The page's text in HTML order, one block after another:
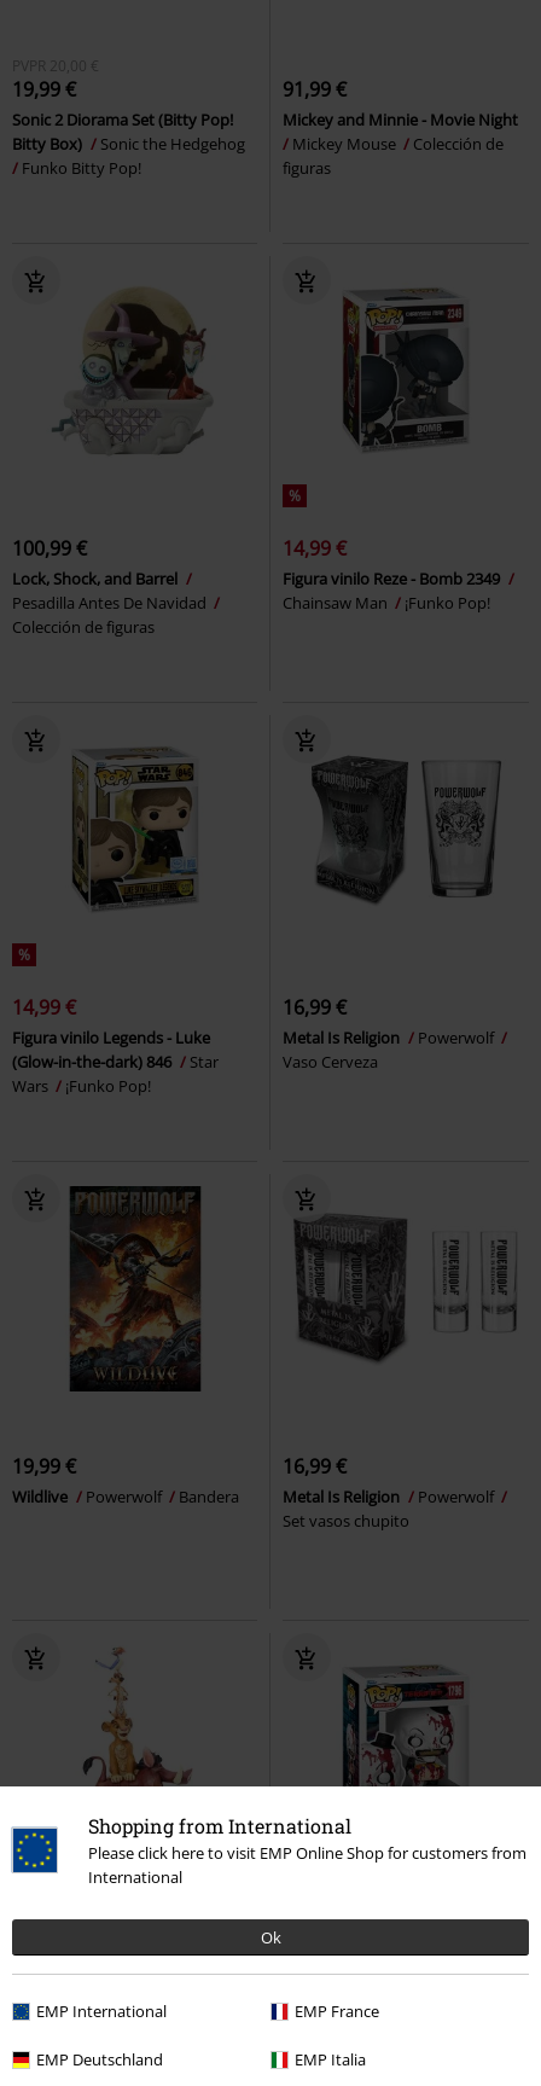
Shopping from International
Please click here to visit EMP Online Shop for customers from
International
Ok
EMP International EMP France
EMP Deutschland EMP Italia
PVPR 20,00 €
19,99 €
Sonic 2 Diorama Set (Bitty Pop!
Bitty Box)
Sonic the Hedgehog
Funko Bitty Pop!
91,99 €
Mickey and Minnie - Movie Night
Mickey Mouse
Colección de
figuras
100,99 €
Lock, Shock, and Barrel
Pesadilla Antes De Navidad
Colección de figuras
%
14,99 €
Figura vinilo Reze - Bomb 2349
Chainsaw Man
¡Funko Pop!
%
14,99 €
Figura vinilo Legends - Luke
(Glow-in-the-dark) 846
Star
Wars
¡Funko Pop!
16,99 €
Metal Is Religion
Powerwolf
Vaso Cerveza
19,99 €
Wildlive Powerwolf Bandera
16,99 €
Metal Is Religion
Powerwolf
Set vasos chupito
80,99 €
Balance of Nature
El Rey León
Estatua
18,99 €
Art The Clown Vinyl Figurine 1796
Terrifier
¡Funko Pop!